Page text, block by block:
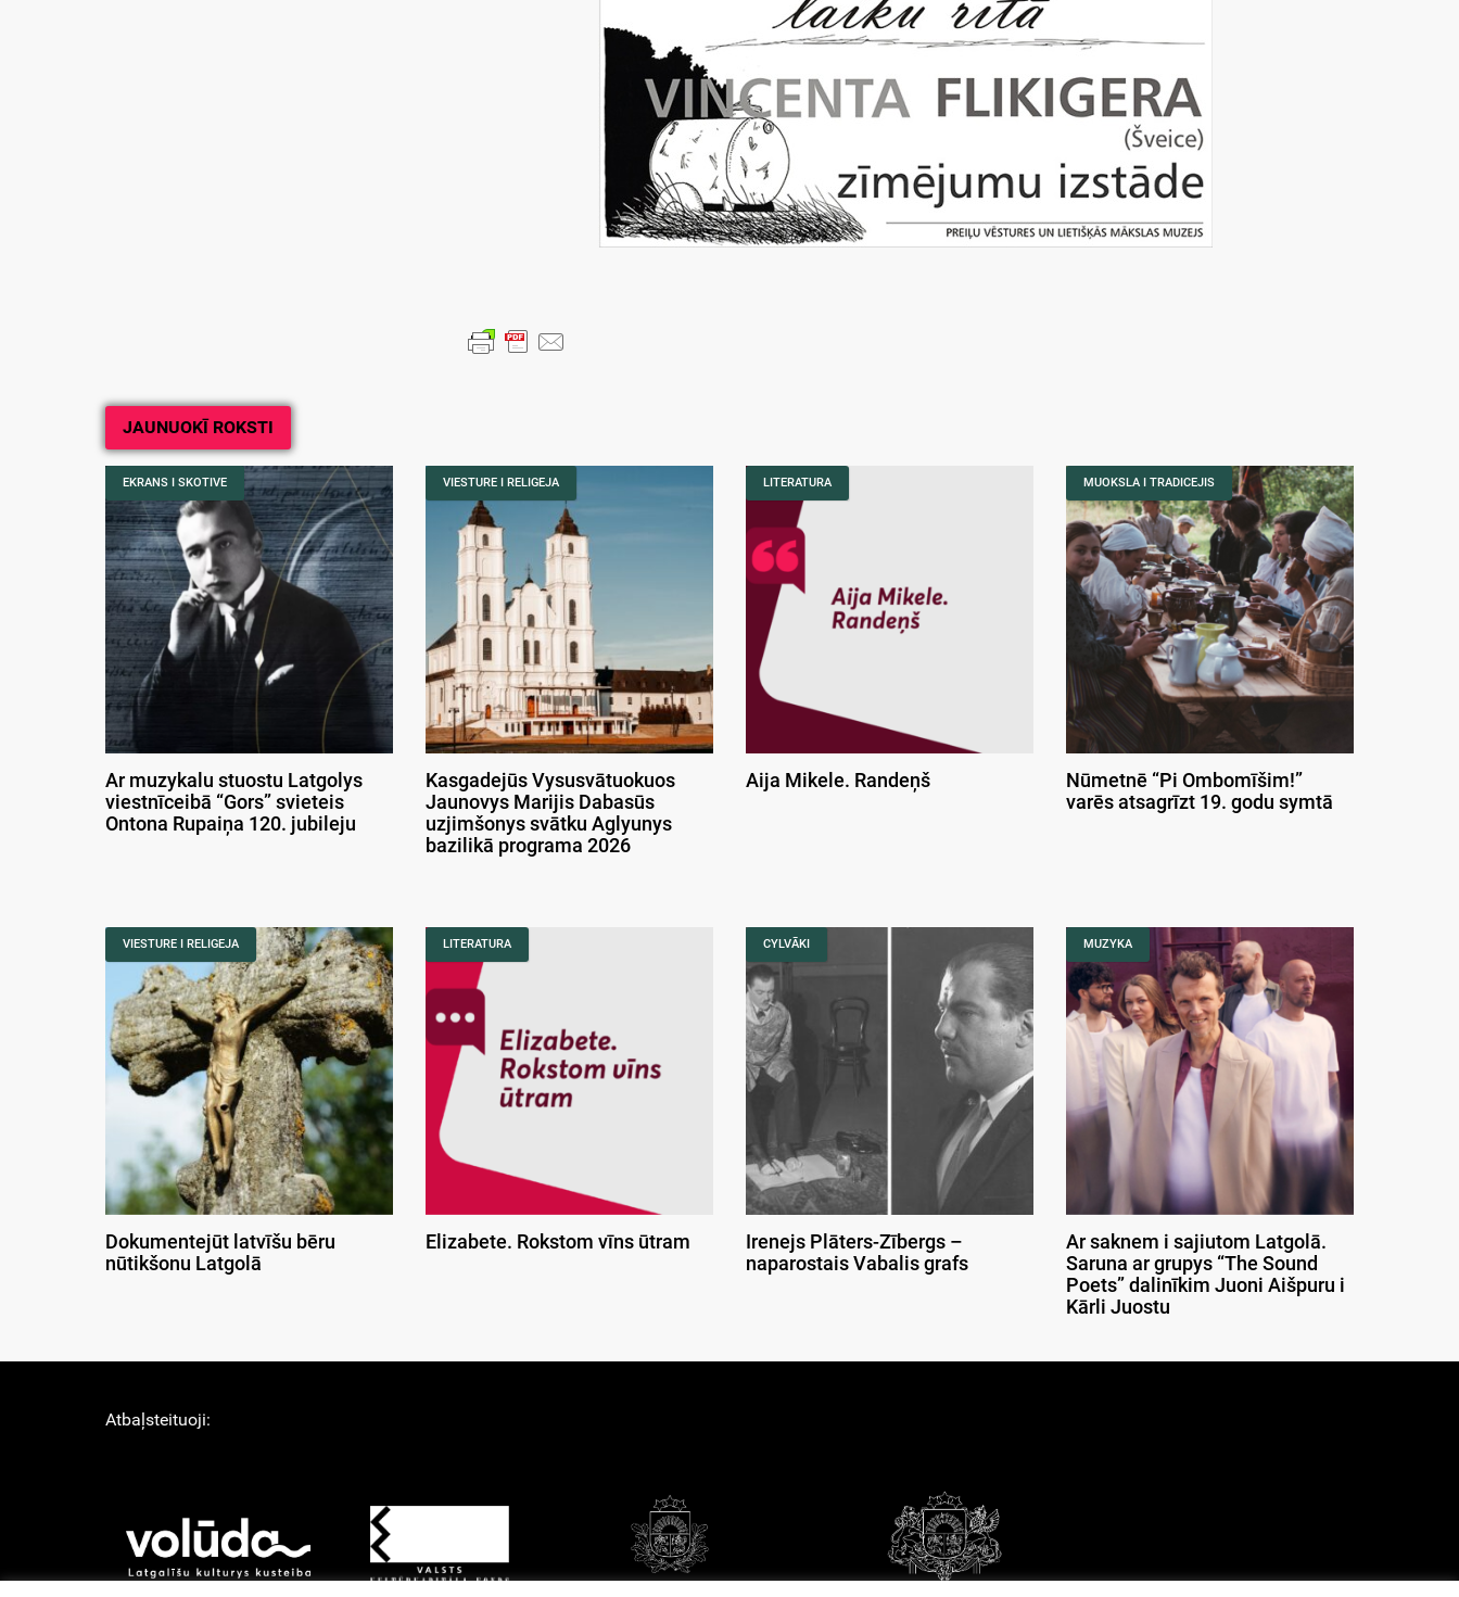
JAUNUOKĪ ROKSTI
EKRANS I SKOTIVE
Ar muzykalu stuostu Latgolys
viestnīceibā “Gors” svieteis
Ontona Rupaiņa 120. jubileju
VIESTURE I RELIGEJA
Kasgadejūs Vysusvātuokuos
Jaunovys Marijis Dabasūs
uzjimšonys svātku Aglyunys
bazilikā programa 2026
LITERATURA
Aija Mikele. Randeņš
MUOKSLA I TRADICEJIS
Nūmetnē “Pi Ombomīšim!”
varēs atsagrīzt 19. godu symtā
VIESTURE I RELIGEJA
Dokumentejūt latvīšu bēru
nūtikšonu Latgolā
LITERATURA
Elizabete. Rokstom vīns ūtram
CYLVĀKI
Irenejs Plāters-Zībergs –
naparostais Vabalis grafs
MUZYKA
Ar saknem i sajiutom Latgolā.
Saruna ar grupys “The Sound
Poets” dalinīkim Juoni Aišpuru i
Kārli Juostu
Atbaļsteituoji: